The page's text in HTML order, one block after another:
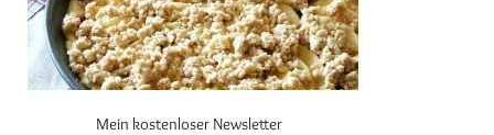
Mein kostenloser Newsletter